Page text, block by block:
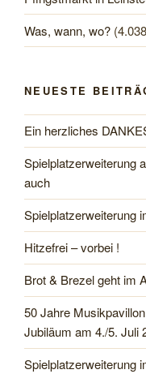
Was, wann, wo?
NEUESTE
Ein herzliches
Spielplatzerweiterung
auch
Spielplatzerweiterung
Hitzefrei – vorbei !
Brot & Brezel geht im
50 Jahre
Jubiläum am 4./5. Juli
Spielplatzerweiterung